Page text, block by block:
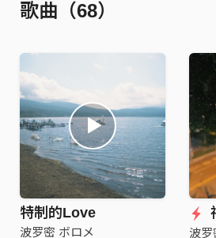
歌曲（68）
特制的Love
波罗密 ボロメ 波罗